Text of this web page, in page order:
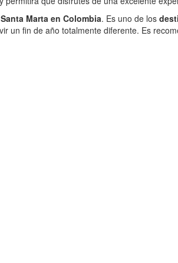
Marta en Colombia. Es uno de los
un fin de año totalmente diferente. Es